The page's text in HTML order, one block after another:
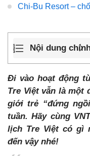
Chi-Bu Resort –
Nội dung
Đi vào hoạt động
Tre Việt vẫn là một
giới trẻ “đứng
tuần. Hãy cùng
lịch Tre Việt có gì
đến vậy nhé!